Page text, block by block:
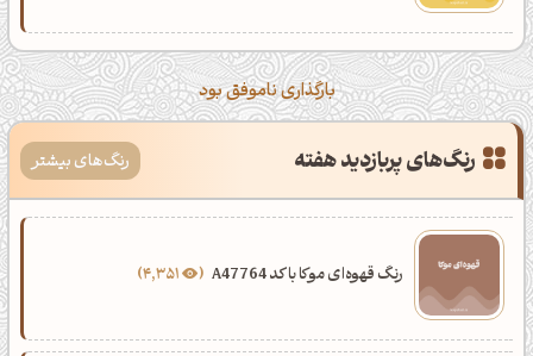
بارگذاری ناموفق بود
رنگ‌های پربازدید هفته رنگ‌های بیشتر
رنگ قهوه‌ای موکا با کد A47764